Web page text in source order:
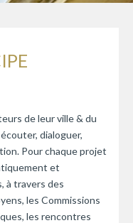
de leur ville & du
dialoguer,
Pour chaque projet
et
à travers des
les Commissions
les rencontres